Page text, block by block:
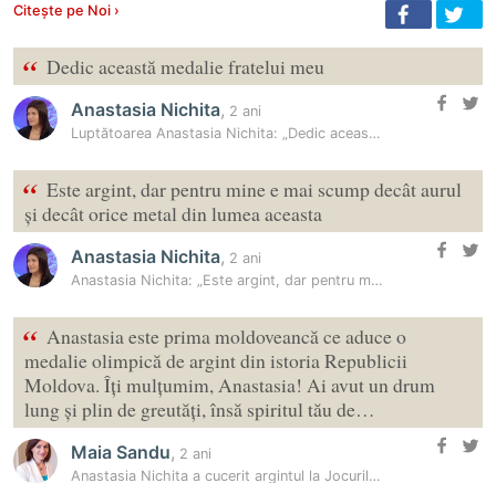
Citește pe Noi ›
“ Dedic această medalie fratelui meu
Anastasia Nichita, 2 ani
Luptătoarea Anastasia Nichita: „Dedic această medalie fratelui meu”
“ Este argint, dar pentru mine e mai scump decât aurul
și decât orice metal din lumea aceasta
Anastasia Nichita, 2 ani
Anastasia Nichita: „Este argint, dar pentru mine e mai scump decât…
“ Anastasia este prima moldoveancă ce aduce o
medalie olimpică de argint din istoria Republicii
Moldova. Îți mulțumim, Anastasia! Ai avut un drum
lung și plin de greutăți, însă spiritul tău de…
Maia Sandu, 2 ani
Anastasia Nichita a cucerit argintul la Jocurile Olimpice de la Paris